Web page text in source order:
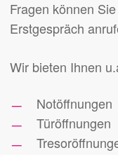
Fragen können
Erstgespräch
Wir bieten Ihnen
Notöffnungen
Türöffnungen